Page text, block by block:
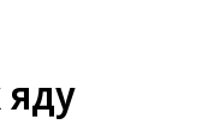
яду